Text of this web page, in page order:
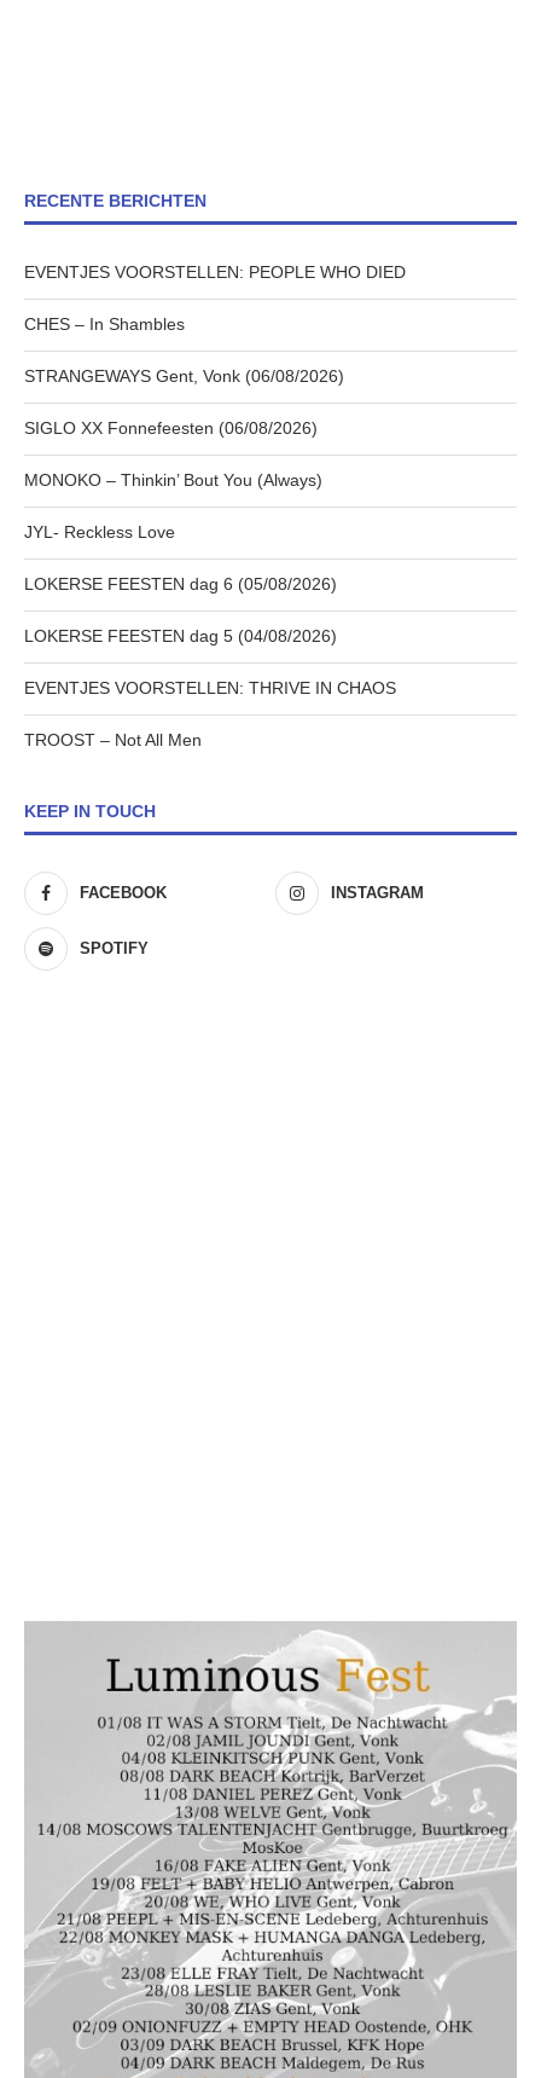
RECENTE BERICHTEN
EVENTJES VOORSTELLEN: PEOPLE WHO DIED
CHES – In Shambles
STRANGEWAYS Gent, Vonk (06/08/2026)
SIGLO XX Fonnefeesten (06/08/2026)
MONOKO – Thinkin’ Bout You (Always)
JYL- Reckless Love
LOKERSE FEESTEN dag 6 (05/08/2026)
LOKERSE FEESTEN dag 5 (04/08/2026)
EVENTJES VOORSTELLEN: THRIVE IN CHAOS
TROOST – Not All Men
KEEP IN TOUCH
FACEBOOK INSTAGRAM
SPOTIFY